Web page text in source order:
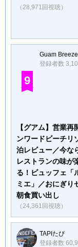
（28,971回視聴）
Guam
登録者数
9
【グアム】営業再
ンワードビーチリ
泊レビュー／今な
レストランの味が
る！ビュッフェ「
ミエ」／おにぎり
朝食買い出し
（24,361回視聴）
TAPIたぴ
登録者数